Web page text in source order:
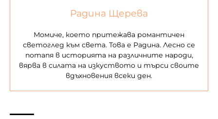
Радина Щерева
Момиче, което притежава романтичен
светоглед към света. Това е Радина. Лесно се
потапя в историята на различните народи,
вярва в силата на изкуството и търси своите
вдъхновения всеки ден.